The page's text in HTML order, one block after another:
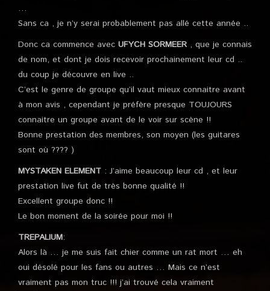
…
Sans ca , je n’y serai probablement pas allé cette année ..
Donc ca commence avec UFYCH SORMEER , que je connais
de nom, et dont je dois recevoir prochainement leur cd ..
du coup je découvre en live ..
C’est le genre de groupe qu’il vaut mieux connaitre avant
à mon avis , cependant je préfère presque TOUJOURS
connaitre un groupe avant de le voir sur scène !!
Bonne prestation des membres, son moyen (les guitares
sont où ???? )
MYSTAKEN ELEMENT : J’aime beaucoup leur cd , et leur
prestation live fut de très bonne qualité !!
Excellent groupe donc !!
Le bon moment de la soirée pour moi !!
TREPALIUM:
Alors là … je me suis fait chier comme un rat mort … eh
oui désolé pour les fans ou autres … Mais ce n’est
vraiment pas mon truc !!! j’ai trouvé cela vraiment